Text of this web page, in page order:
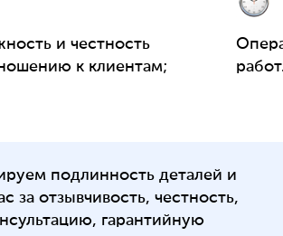
и честность
к клиентам;
подлинность деталей и
отзывчивость, честность,
гарантийную